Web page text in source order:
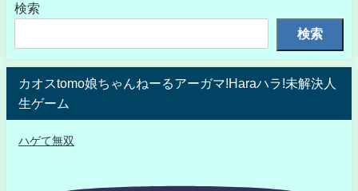
検索
検索
カオスtomo娘ちゃんねーるアーガマ!Haraハラ!未解決人
生ゲーム
ハゲて無双